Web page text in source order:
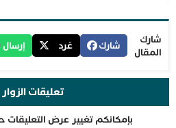
شارك
المقال
شارك غرد إرسال
تعليقات الزوار (
بإمكانكم تغيير عرض التعليقات